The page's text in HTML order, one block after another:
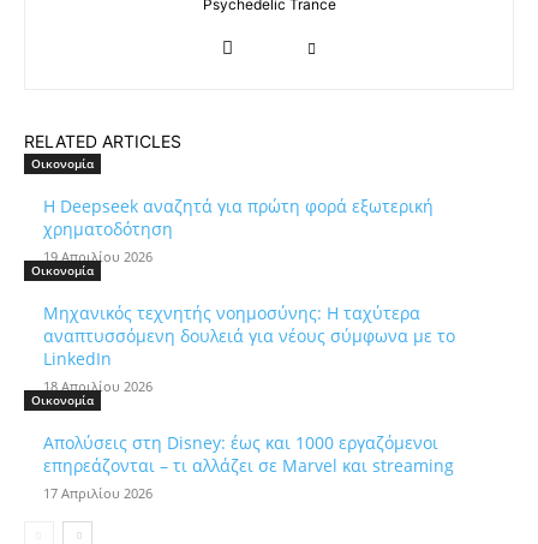
Psychedelic Trance
RELATED ARTICLES
Οικονομία
Η Deepseek αναζητά για πρώτη φορά εξωτερική
χρηματοδότηση
19 Απριλίου 2026
Οικονομία
Μηχανικός τεχνητής νοημοσύνης: Η ταχύτερα
αναπτυσσόμενη δουλειά για νέους σύμφωνα με το
LinkedIn
18 Απριλίου 2026
Οικονομία
Απολύσεις στη Disney: έως και 1000 εργαζόμενοι
επηρεάζονται – τι αλλάζει σε Marvel και streaming
17 Απριλίου 2026